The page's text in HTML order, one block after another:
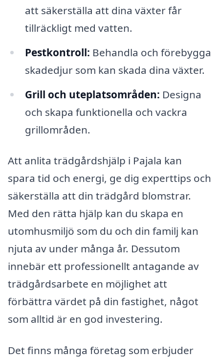
att säkerställa att dina växter får
tillräckligt med vatten.
Pestkontroll: Behandla och förebygga
skadedjur som kan skada dina växter.
Grill och uteplatsområden: Designa
och skapa funktionella och vackra
grillområden.
Att anlita trädgårdshjälp i Pajala kan
spara tid och energi, ge dig experttips och
säkerställa att din trädgård blomstrar.
Med den rätta hjälp kan du skapa en
utomhusmiljö som du och din familj kan
njuta av under många år. Dessutom
innebär ett professionellt antagande av
trädgårdsarbete en möjlighet att
förbättra värdet på din fastighet, något
som alltid är en god investering.
Det finns många företag som erbjuder